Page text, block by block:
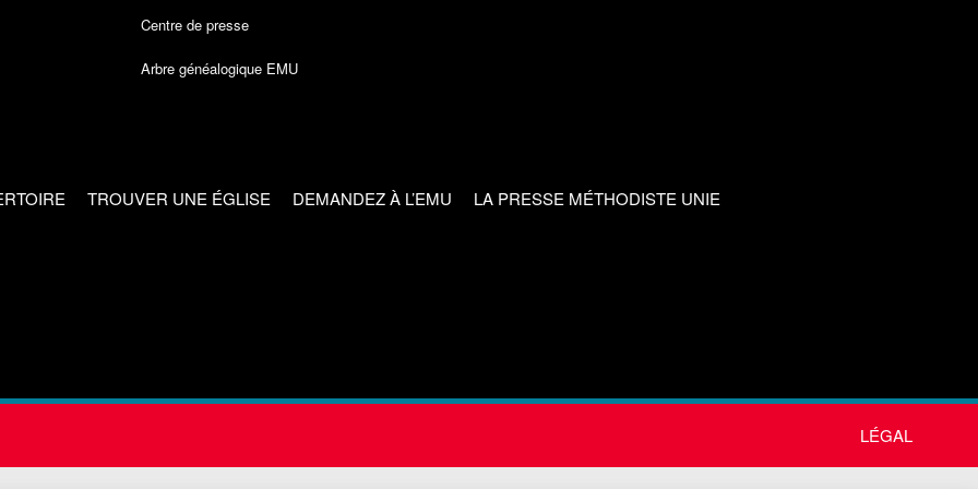
Centre de presse
Arbre généalogique EMU
TROUVER UNE ÉGLISE DEMANDEZ À L’EMU LA PRESSE MÉTHODISTE UNIE
LÉGAL